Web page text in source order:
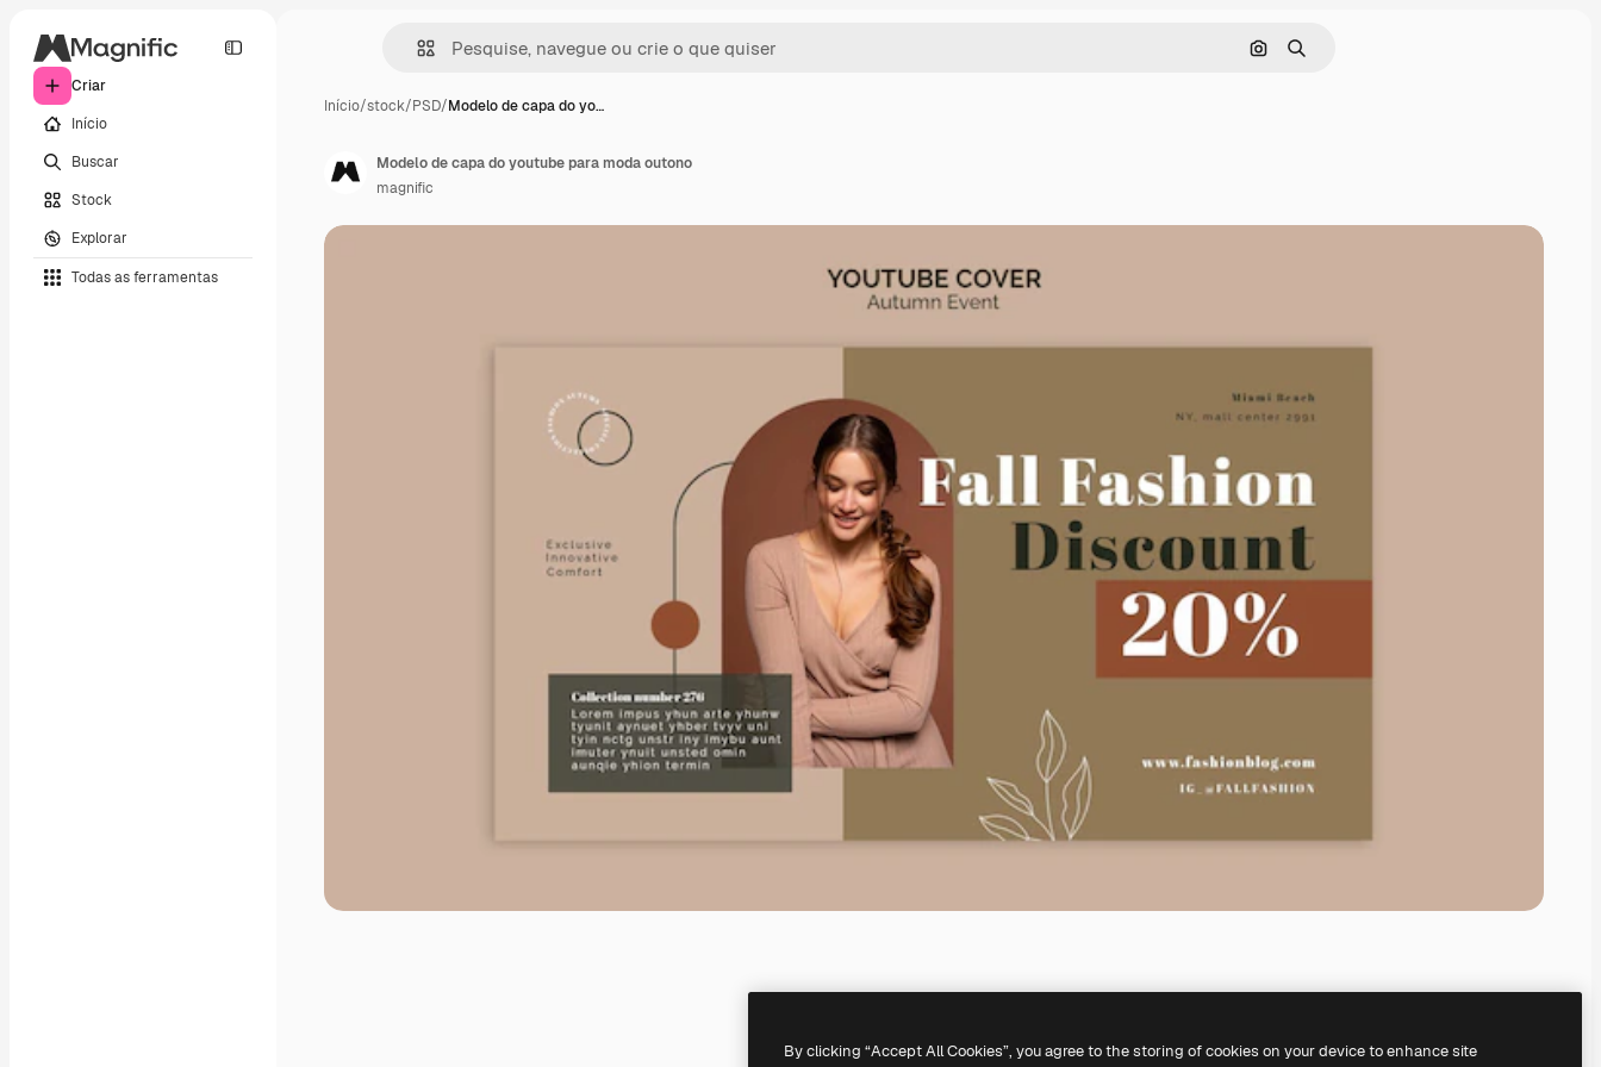
Criar
Início
Buscar
Stock
Explorar
Todas as ferramentas
Pesquisar por imagem
Buscar
Início/stock/PSD/Modelo de capa do yo…
Modelo de capa do youtube para moda outono
magnific
By clicking “Accept All Cookies”, you agree to the storing of cookies on your device to enhance site